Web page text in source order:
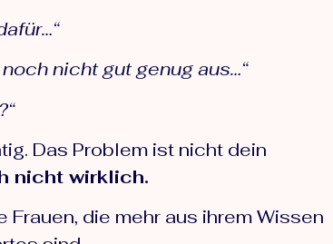
nicht gut genug aus…“
Das Problem ist nicht dein
nicht wirklich.
die mehr aus ihrem Wissen